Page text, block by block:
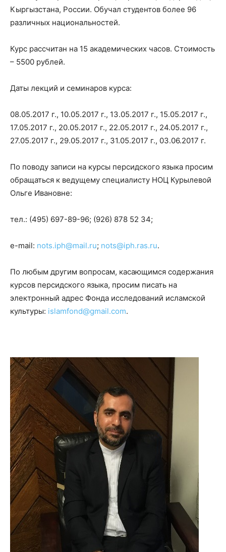
Кыргызстана, России. Обучал студентов более 96
различных национальностей.
Курс рассчитан на 15 академических часов. Стоимость
– 5500 рублей.
Даты лекций и семинаров курса:
08.05.2017 г., 10.05.2017 г., 13.05.2017 г., 15.05.2017 г.,
17.05.2017 г., 20.05.2017 г., 22.05.2017 г., 24.05.2017 г.,
27.05.2017 г., 29.05.2017 г., 31.05.2017 г., 03.06.2017 г.
По поводу записи на курсы персидского языка просим
обращаться к ведущему специалисту НОЦ Курылевой
Ольге Ивановне:
тел.: (495) 697-89-96; (926) 878 52 34;
e-mail: nots.iph@mail.ru; nots@iph.ras.ru.
По любым другим вопросам, касающимся содержания
курсов персидского языка, просим писать на
электронный адрес Фонда исследований исламской
культуры: islamfond@gmail.com.